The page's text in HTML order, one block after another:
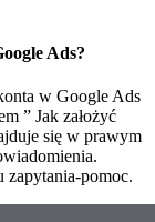
Ads?
w Google Ads
” Jak założyć
się w prawym
pomoc.